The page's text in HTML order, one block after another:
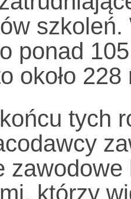
ponad
około 228
tych
którzy